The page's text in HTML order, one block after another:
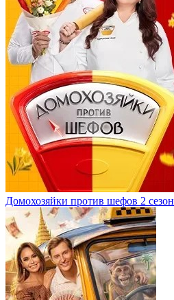
Домохозяйки против шефов 2 сезон